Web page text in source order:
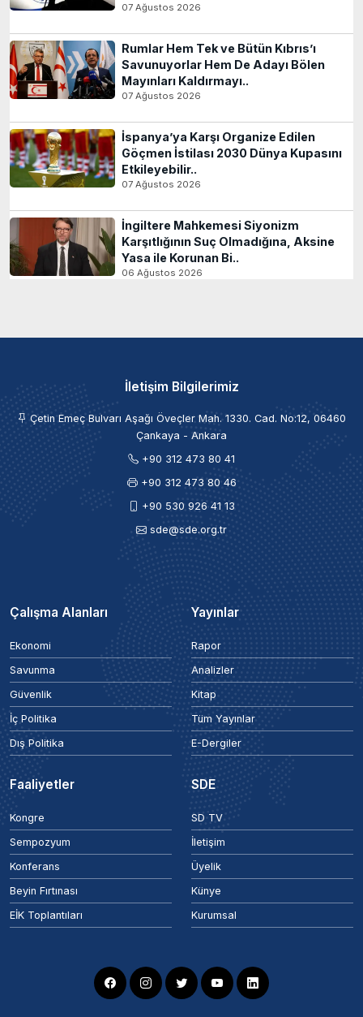
07 Ağustos 2026
Rumlar Hem Tek ve Bütün Kıbrıs’ı
Savunuyorlar Hem De Adayı Bölen
Mayınları Kaldırmayı..
07 Ağustos 2026
İspanya’ya Karşı Organize Edilen
Göçmen İstilası 2030 Dünya Kupasını
Etkileyebilir..
07 Ağustos 2026
İngiltere Mahkemesi Siyonizm
Karşıtlığının Suç Olmadığına, Aksine
Yasa ile Korunan Bi..
06 Ağustos 2026
İletişim Bilgilerimiz
Çetin Emeç Bulvarı Aşağı Öveçler Mah. 1330. Cad. No:12, 06460
Çankaya - Ankara
+90 312 473 80 41
+90 312 473 80 46
+90 530 926 41 13
sde@sde.org.tr
Çalışma Alanları
Ekonomi
Savunma
Güvenlik
İç Politika
Dış Politika
Yayınlar
Rapor
Analizler
Kitap
Tüm Yayınlar
E-Dergiler
Faaliyetler
Kongre
Sempozyum
Konferans
Beyin Fırtınası
EİK Toplantıları
SDE
SD TV
İletişim
Üyelik
Künye
Kurumsal